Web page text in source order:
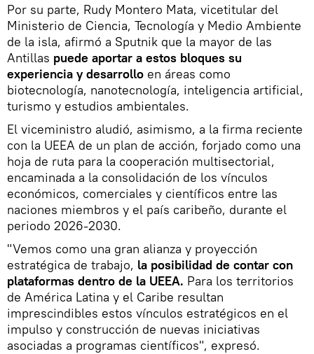
Por su parte, Rudy Montero Mata, vicetitular del
Ministerio de Ciencia, Tecnología y Medio Ambiente
de la isla, afirmó a Sputnik que la mayor de las
Antillas puede aportar a estos bloques su
experiencia y desarrollo en áreas como
biotecnología, nanotecnología, inteligencia artificial,
turismo y estudios ambientales.
El viceministro aludió, asimismo, a la firma reciente
con la UEEA de un plan de acción, forjado como una
hoja de ruta para la cooperación multisectorial,
encaminada a la consolidación de los vínculos
económicos, comerciales y científicos entre las
naciones miembros y el país caribeño, durante el
periodo 2026-2030.
"Vemos como una gran alianza y proyección
estratégica de trabajo, la posibilidad de contar con
plataformas dentro de la UEEA. Para los territorios
de América Latina y el Caribe resultan
imprescindibles estos vínculos estratégicos en el
impulso y construcción de nuevas iniciativas
asociadas a programas científicos", expresó.